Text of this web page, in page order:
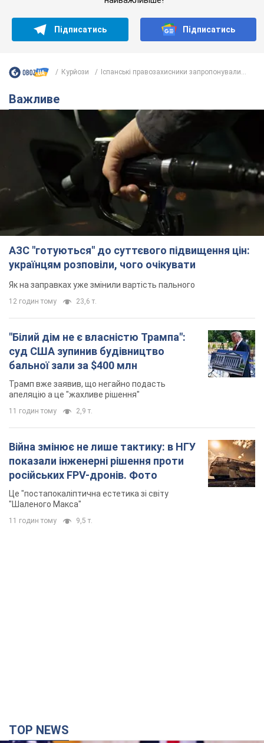
Підписатись Підписатись
Курйози Іспанські правозахисники запропонували...
Важливе
АЗС "готуються" до суттєвого підвищення цін:
українцям розповіли, чого очікувати
Як на заправках уже змінили вартість пального
12 годин тому 23,6 т.
"Білий дім не є власністю Трампа":
суд США зупинив будівництво
бальної зали за $400 млн
Трамп вже заявив, що негайно подасть
апеляцію а це "жахливе рішення"
11 годин тому 2,9 т.
Війна змінює не лише тактику: в НГУ
показали інженерні рішення проти
російських FPV-дронів. Фото
Це "постапокаліптична естетика зі світу
"Шаленого Макса"
11 годин тому 9,5 т.
TOP NEWS